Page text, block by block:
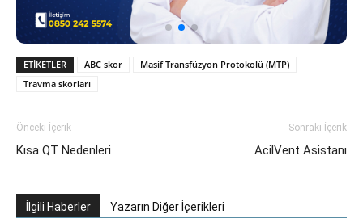
ETIKETLER ABC skor
Masif Transfüzyon Protokolü (MTP)
Travma skorları
Önceki İçerik
Kısa QT Nedenleri
Sonraki İçerik
AcilVent Asistanı
İlgili Haberler Yazarın Diğer İçerikleri